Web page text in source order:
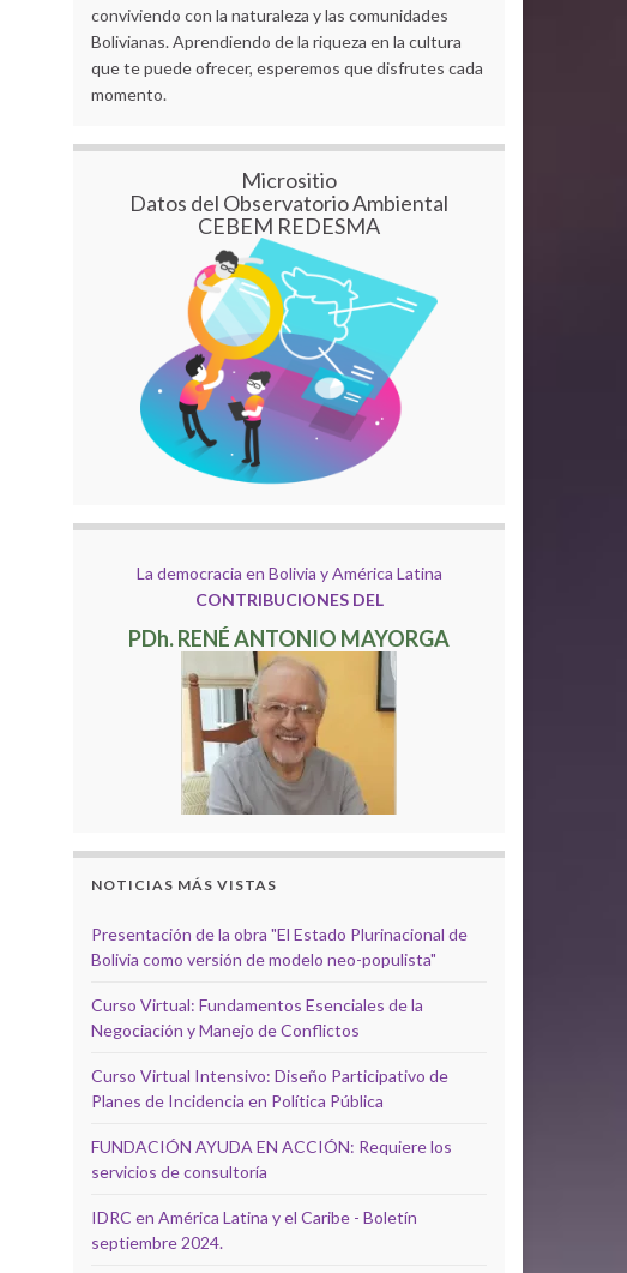
conviviendo con la naturaleza y las comunidades
Bolivianas. Aprendiendo de la riqueza en la cultura
que te puede ofrecer, esperemos que disfrutes cada
momento.
Micrositio
Datos del Observatorio Ambiental
CEBEM REDESMA
La democracia en Bolivia y América Latina
CONTRIBUCIONES DEL
PDh. RENÉ ANTONIO MAYORGA
NOTICIAS MÁS VISTAS
Presentación de la obra "El Estado Plurinacional de
Bolivia como versión de modelo neo-populista"
Curso Virtual: Fundamentos Esenciales de la
Negociación y Manejo de Conflictos
Curso Virtual Intensivo: Diseño Participativo de
Planes de Incidencia en Política Pública
FUNDACIÓN AYUDA EN ACCIÓN: Requiere los
servicios de consultoría
IDRC en América Latina y el Caribe - Boletín
septiembre 2024.